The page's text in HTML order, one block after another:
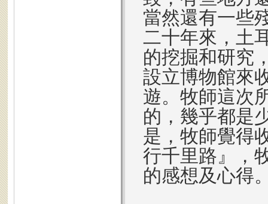
當然還有一些
二十年來，土
的挖掘和研究
設立博物館來
遊。牧師這次
的，幾乎都是
是，牧師覺得
行千里路』，
的感想及心得